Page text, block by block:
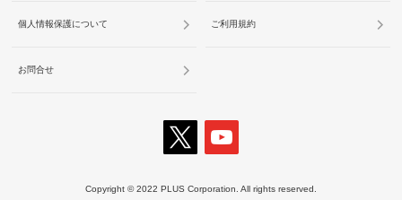
個人情報保護について ご利用規約
お問合せ
Copyright © 2022 PLUS Corporation. All rights reserved.